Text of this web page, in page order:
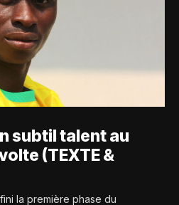
subtil talent au
(TEXTE &
la première phase du